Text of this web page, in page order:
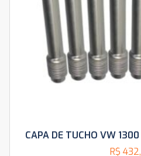
CAPA DE TUCHO VW
R$